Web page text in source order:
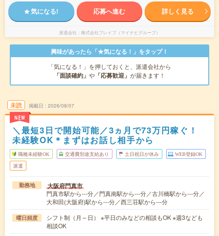
気になる! 応募へ進む 詳しく見る
派遣会社 株式会社ブレイブ（マイナビグループ）
興味があったら「★気になる！」をタップ！
「気になる！」を押しておくと、派遣会社から
「面談確約」 や 「応募歓迎」 が届きます！
未読
NEW
掲載日 2026/08/07
＼最短3日で開始可能／3ヵ月で73万円稼ぐ！
未経験OK＊まずはお話し相手から
職種未経験OK 交通費別途支給あり 土日祝日が休み WEB登録OK
派遣
勤務地 大阪府門真市
門真市駅から---分／門真南駅から---分／古川橋駅から---分／
大和田(大阪府)駅から---分／西三荘駅から---分
曜日頻度
シフト制（月～日） ※平日のみなどの相談もOK ※週3なども
相談OK